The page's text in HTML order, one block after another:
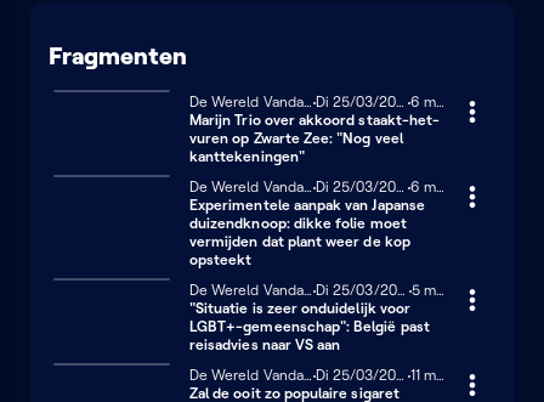
Fragmenten
De Wereld Vandaag Dinsdag 25 maart 2025
Di 25/03/2025 6 minuten
6 min
Marijn Trio over akkoord staakt-het-
vuren op Zwarte Zee: "Nog veel
kanttekeningen"
De Wereld Vandaag Dinsdag 25 maart 2025
Di 25/03/2025 6 minuten
6 min
Experimentele aanpak van Japanse
duizendknoop: dikke folie moet
vermijden dat plant weer de kop
opsteekt
De Wereld Vandaag Dinsdag 25 maart 2025
Di 25/03/2025 5 minuten
5 min
"Situatie is zeer onduidelijk voor
LGBT+-gemeenschap": België past
reisadvies naar VS aan
De Wereld Vandaag Dinsdag 25 maart 2025
Di 25/03/2025 11 minuten
11 min
Zal de ooit zo populaire sigaret